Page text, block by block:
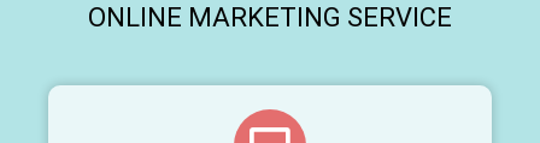
ONLINE MARKETING SERVICE